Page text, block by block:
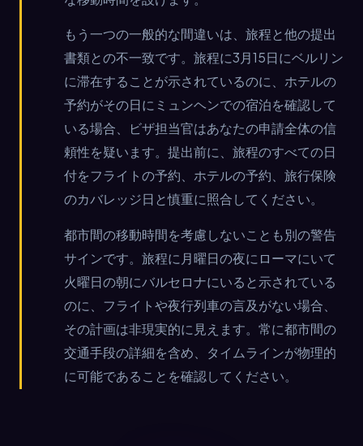
もう一つの一般的な間違いは、旅程と他の提出
書類との不一致です。旅程に3月15日にベルリン
に滞在することが示されているのに、ホテルの
予約がその日にミュンヘンでの宿泊を確認して
いる場合、ビザ担当官はあなたの申請全体の信
頼性を疑います。提出前に、旅程のすべての日
付をフライトの予約、ホテルの予約、旅行保険
のカバレッジ日と慎重に照合してください。
都市間の移動時間を考慮しないことも別の警告
サインです。旅程に月曜日の夜にローマにいて
火曜日の朝にバルセロナにいると示されている
のに、フライトや夜行列車の言及がない場合、
その計画は非現実的に見えます。常に都市間の
交通手段の詳細を含め、タイムラインが物理的
に可能であることを確認してください。